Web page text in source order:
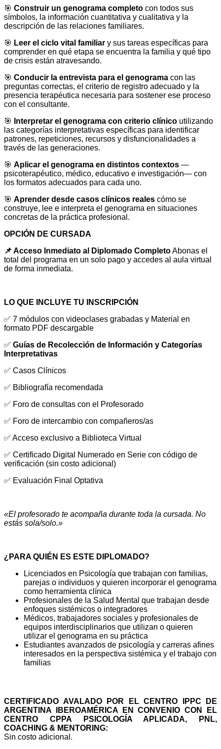
🎯 Construir un genograma completo con todos sus
símbolos, la información cuantitativa y cualitativa y la
descripción de las relaciones familiares.
🎯 Leer el ciclo vital familiar y sus tareas específicas para
comprender en qué etapa se encuentra la familia y qué tipo
de crisis están atravesando.
🎯 Conducir la entrevista para el genograma con las
preguntas correctas, el criterio de registro adecuado y la
presencia terapéutica necesaria para sostener ese proceso
con el consultante.
🎯
Interpretar el genograma con criterio clínico utilizando
las categorías interpretativas específicas para identificar
patrones, repeticiones, recursos y disfuncionalidades a
través de las generaciones.
🎯 Aplicar el genograma en distintos contextos —
psicoterapéutico, médico, educativo e investigación— con
los formatos adecuados para cada uno.
🎯 Aprender desde casos clínicos reales cómo se
construye, lee e interpreta el genograma en situaciones
concretas de la práctica profesional.
OPCIÓN DE CURSADA
📌 Acceso Inmediato al Diplomado CompletoAbonas el
total del programa en un solo pago y accedes al aula virtual
de forma inmediata.
LO QUE INCLUYE TU INSCRIPCIÓN
✅ 7 módulos con videoclases grabadas y Material en
formato PDF descargable
✅ Guías de Recolección de Información y Categorías
Interpretativas
✅ Casos Clínicos
✅ Bibliografía recomendada
✅ Foro de consultas con el Profesorado
✅ Foro de intercambio con compañeros/as
✅ Acceso exclusivo a Biblioteca Virtual
✅ Certificado Digital Numerado en Serie con código de
verificación (sin costo adicional)
✅ Evaluación Final Optativa
«El profesorado te acompaña durante toda la cursada. No
estás sola/solo.»
¿PARA QUIÉN ES ESTE DIPLOMADO?
Licenciados en Psicología que trabajan con familias,
parejas o individuos y quieren incorporar el genograma
como herramienta clínica
Profesionales de la Salud Mental que trabajan desde
enfoques sistémicos o integradores
Médicos, trabajadores sociales y profesionales de
equipos interdisciplinarios que utilizan o quieren
utilizar el genograma en su práctica
Estudiantes avanzados de psicología y carreras afines
interesados en la perspectiva sistémica y el trabajo con
familias
CERTIFICADO AVALADO POR EL CENTRO IPPC DE
ARGENTINA IBEROAMÉRICA EN CONVENIO CON EL
CENTRO CPPA PSICOLOGÍA APLICADA, PNL,
COACHING & MENTORING:
Sin costo adicional.